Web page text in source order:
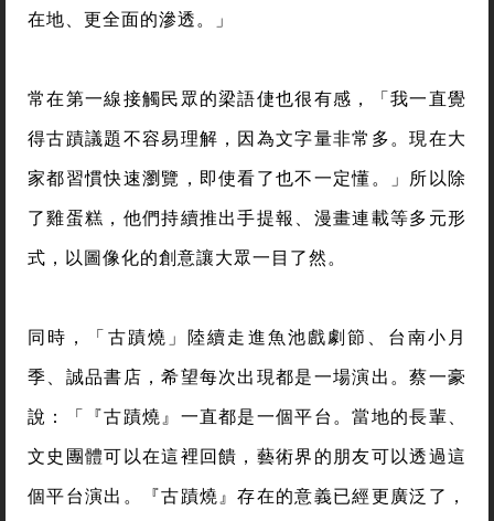
在地、更全面的滲透。」
常在第一線接觸民眾的梁語倢也很有感，「我一直覺
得古蹟議題不容易理解，因為文字量非常多。現在大
家都習慣快速瀏覽，即使看了也不一定懂。」所以除
了雞蛋糕，他們持續推出手提報、漫畫連載等多元形
式，以圖像化的創意讓大眾一目了然。
同時，「古蹟燒」陸續走進魚池戲劇節、台南小月
季、誠品書店，希望每次出現都是一場演出。蔡一豪
說：「『古蹟燒』一直都是一個平台。當地的長輩、
文史團體可以在這裡回饋，藝術界的朋友可以透過這
個平台演出。『古蹟燒』存在的意義已經更廣泛了，